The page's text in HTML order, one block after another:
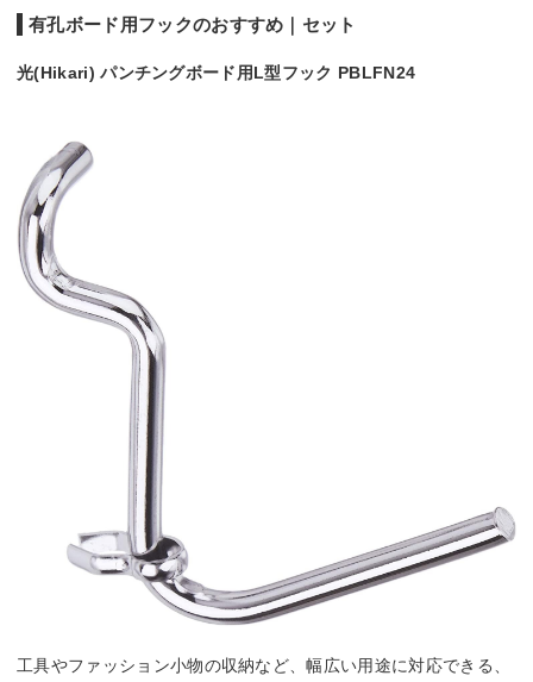
有孔ボード用フックのおすすめ｜セット
光(Hikari) パンチングボード用L型フック PBLFN24
工具やファッション小物の収納など、幅広い用途に対応できる、